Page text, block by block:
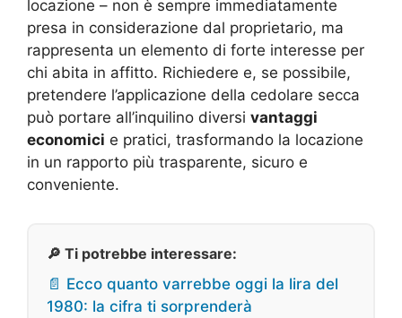
locazione – non è sempre immediatamente
presa in considerazione dal proprietario, ma
rappresenta un elemento di forte interesse per
chi abita in affitto. Richiedere e, se possibile,
pretendere l’applicazione della cedolare secca
può portare all’inquilino diversi vantaggi
economici e pratici, trasformando la locazione
in un rapporto più trasparente, sicuro e
conveniente.
🔎 Ti potrebbe interessare:
📄 Ecco quanto varrebbe oggi la lira del
1980: la cifra ti sorprenderà